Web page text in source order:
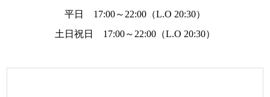
平日 17:00～22:00（L.O 20:30）
土日祝日 17:00～22:00（L.O 20:30）